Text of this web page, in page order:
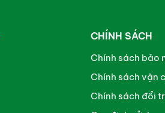
CHÍNH SÁCH
Chính sách bảo
Chính sách vận
Chính sách đổi